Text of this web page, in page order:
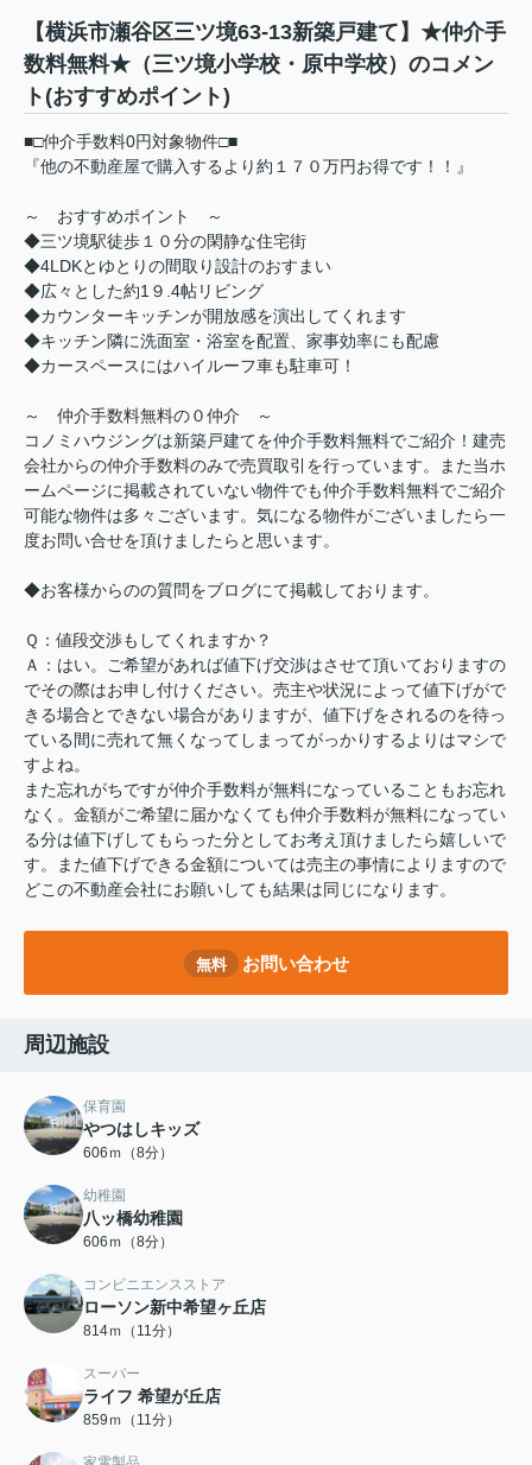
【横浜市瀬谷区三ツ境63-13新築戸建て】★仲介手
数料無料★（三ツ境小学校・原中学校）のコメン
ト(おすすめポイント)
■□仲介手数料0円対象物件□■
『他の不動産屋で購入するより約１７０万円お得です！！』
～ おすすめポイント ～
◆三ツ境駅徒歩１０分の閑静な住宅街
◆4LDKとゆとりの間取り設計のおすまい
◆広々とした約1９.4帖リビング
◆カウンターキッチンが開放感を演出してくれます
◆キッチン隣に洗面室・浴室を配置、家事効率にも配慮
◆カースペースにはハイルーフ車も駐車可！
～ 仲介手数料無料の０仲介 ～
コノミハウジングは新築戸建てを仲介手数料無料でご紹介！建売
会社からの仲介手数料のみで売買取引を行っています。また当ホ
ームページに掲載されていない物件でも仲介手数料無料でご紹介
可能な物件は多々ございます。気になる物件がございましたら一
度お問い合せを頂けましたらと思います。
◆お客様からのの質問をブログにて掲載しております。
Ｑ：値段交渉もしてくれますか？
Ａ：はい。ご希望があれば値下げ交渉はさせて頂いておりますの
でその際はお申し付けください。売主や状況によって値下げがで
きる場合とできない場合がありますが、値下げをされるのを待っ
ている間に売れて無くなってしまってがっかりするよりはマシで
すよね。
また忘れがちですが仲介手数料が無料になっていることもお忘れ
なく。金額がご希望に届かなくても仲介手数料が無料になってい
る分は値下げしてもらった分としてお考え頂けましたら嬉しいで
す。また値下げできる金額については売主の事情によりますので
どこの不動産会社にお願いしても結果は同じになります。
無料 お問い合わせ
周辺施設
保育園
やつはしキッズ
606ｍ（8分）
幼稚園
八ッ橋幼稚園
606ｍ（8分）
コンビニエンスストア
ローソン新中希望ヶ丘店
814ｍ（11分）
スーパー
ライフ 希望が丘店
859ｍ（11分）